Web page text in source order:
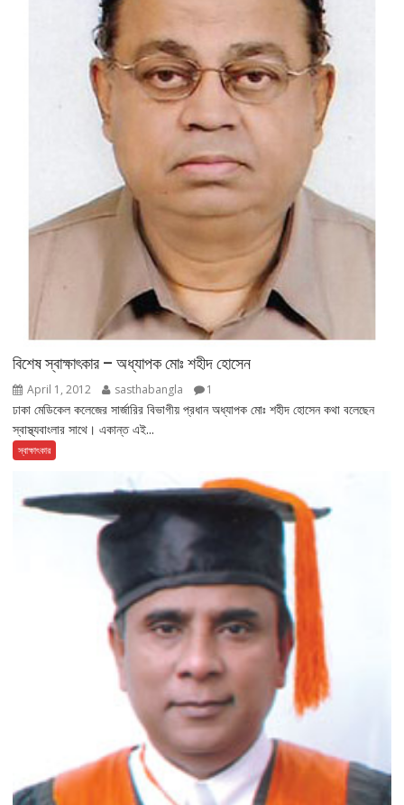
বিশেষ স্বাক্ষাৎকার – অধ্যাপক মোঃ শহীদ হোসেন
April 1, 2012 sasthabangla 1
ঢাকা মেডিকেল কলেজের সার্জারির বিভাগীয় প্রধান অধ্যাপক মোঃ শহীদ হোসেন কথা বলেছেন
স্বাস্থ্যবাংলার সাথে। একান্ত এই...
স্বাক্ষাৎকার